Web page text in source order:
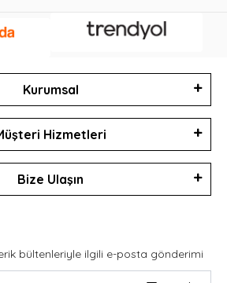
Kurumsal
Hizmetleri
Bize Ulaşın
bültenleriyle ilgili e-posta gönderimi